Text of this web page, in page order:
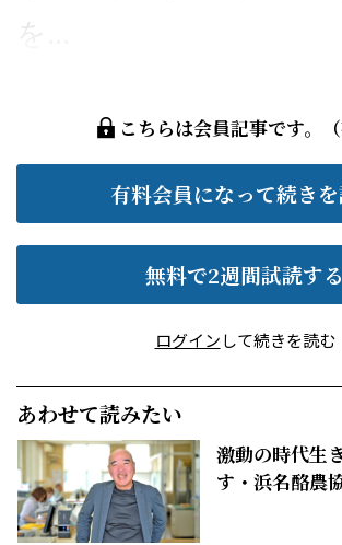
を...
こちらは会員記事です。（
有料会員になって続き
無料で2週間試読する
ログインして続きを読む
あわせて読みたい
激動の時代生
す・浜名酪農